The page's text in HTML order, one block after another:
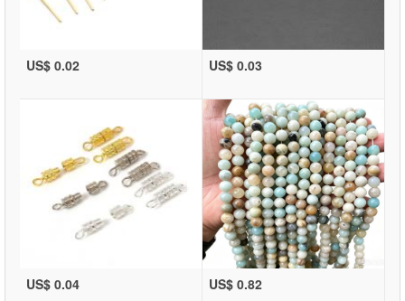
US$ 0.02 US$ 0.03
US$ 0.04 US$ 0.82